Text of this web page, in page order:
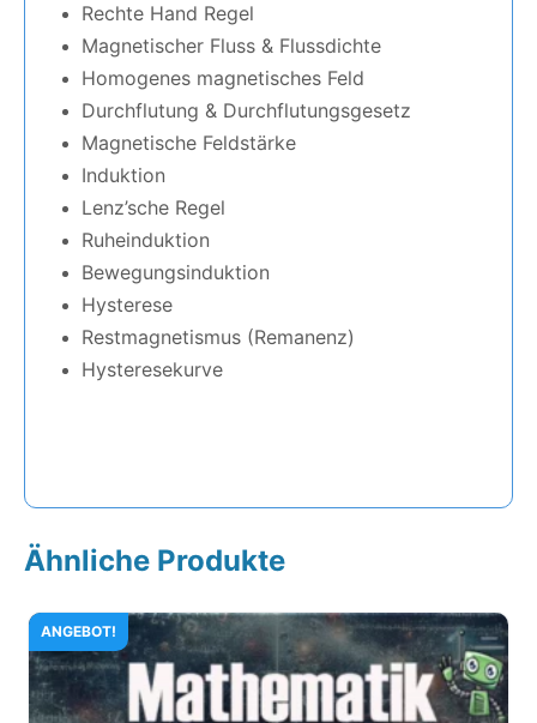
Rechte Hand Regel
Magnetischer Fluss & Flussdichte
Homogenes magnetisches Feld
Durchflutung & Durchflutungsgesetz
Magnetische Feldstärke
Induktion
Lenz’sche Regel
Ruheinduktion
Bewegungsinduktion
Hysterese
Restmagnetismus (Remanenz)
Hysteresekurve
Ähnliche Produkte
ANGEBOT!